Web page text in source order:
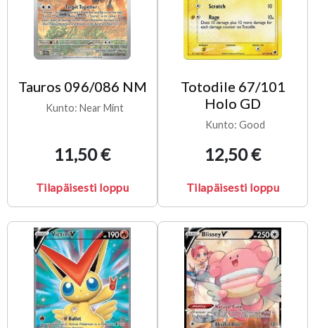
Tauros 096/086 NM
Kunto: Near Mint
11,50 €
Tilapäisesti loppu
Totodile 67/101
Holo GD
Kunto: Good
12,50 €
Tilapäisesti loppu